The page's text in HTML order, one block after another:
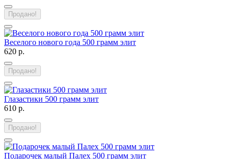
Продано!
Веселого нового года 500 грамм элит
620 р.
Продано!
Глазастики 500 грамм элит
610 р.
Продано!
Подарочек малый Палех 500 грамм элит